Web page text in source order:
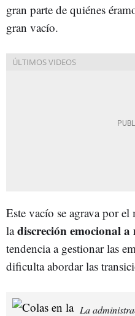
gran parte de quiénes
gran vacío.
Este vacío se agrava por
ladiscreción emocional a
tendencia a gestionar las
dificulta abordar las
La